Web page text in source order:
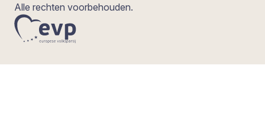
Alle rechten voorbehouden.